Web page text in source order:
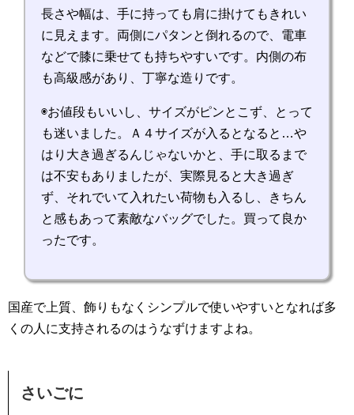
長さや幅は、手に持っても肩に掛けてもきれい
に見えます。両側にパタンと倒れるので、電車
などで膝に乗せても持ちやすいです。内側の布
も高級感があり、丁寧な造りです。
◉お値段もいいし、サイズがピンとこず、とって
も迷いました。Ａ４サイズが入るとなると…や
はり大き過ぎるんじゃないかと、手に取るまで
は不安もありましたが、実際見ると大き過ぎ
ず、それでいて入れたい荷物も入るし、きちん
と感もあって素敵なバッグでした。買って良か
ったです。
国産で上質、飾りもなくシンプルで使いやすいとなれば多
くの人に支持されるのはうなずけますよね。
さいごに